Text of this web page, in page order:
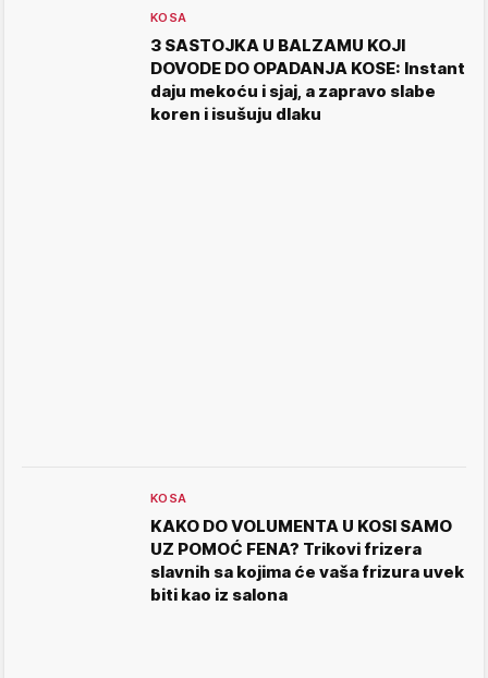
KOSA
3 SASTOJKA U BALZAMU KOJI
DOVODE DO OPADANJA KOSE: Instant
daju mekoću i sjaj, a zapravo slabe
koren i isušuju dlaku
KOSA
KAKO DO VOLUMENTA U KOSI SAMO
UZ POMOĆ FENA? Trikovi frizera
slavnih sa kojima će vaša frizura uvek
biti kao iz salona